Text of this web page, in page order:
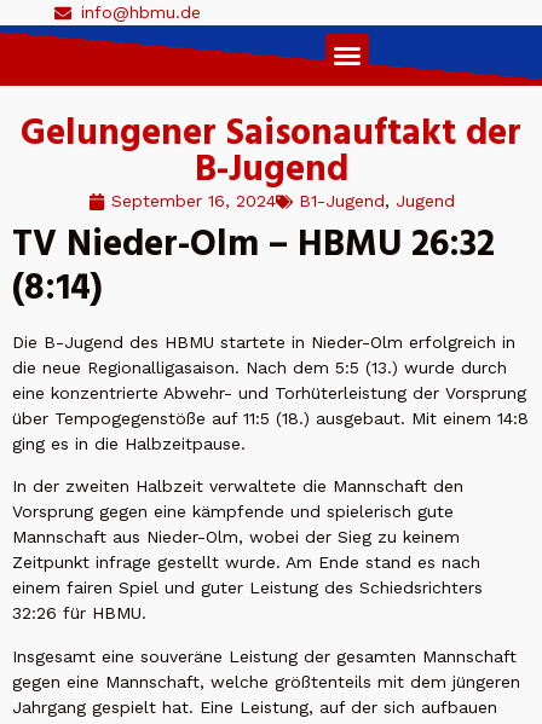
info@hbmu.de
Gelungener Saisonauftakt der
B-Jugend
September 16, 2024 B1-Jugend, Jugend
TV Nieder-Olm – HBMU 26:32
(8:14)
Die B-Jugend des HBMU startete in Nieder-Olm erfolgreich in
die neue Regionalligasaison. Nach dem 5:5 (13.) wurde durch
eine konzentrierte Abwehr- und Torhüterleistung der Vorsprung
über Tempogegenstöße auf 11:5 (18.) ausgebaut. Mit einem 14:8
ging es in die Halbzeitpause.
In der zweiten Halbzeit verwaltete die Mannschaft den
Vorsprung gegen eine kämpfende und spielerisch gute
Mannschaft aus Nieder-Olm, wobei der Sieg zu keinem
Zeitpunkt infrage gestellt wurde. Am Ende stand es nach
einem fairen Spiel und guter Leistung des Schiedsrichters
32:26 für HBMU.
Insgesamt eine souveräne Leistung der gesamten Mannschaft
gegen eine Mannschaft, welche größtenteils mit dem jüngeren
Jahrgang gespielt hat. Eine Leistung, auf der sich aufbauen